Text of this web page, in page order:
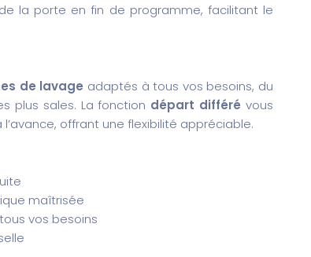
la porte en fin de programme, facilitant le
de lavage adaptés à tous vos besoins, du
plus sales. La fonction départ différé vous
offrant une flexibilité appréciable.
maîtrisée
vos besoins